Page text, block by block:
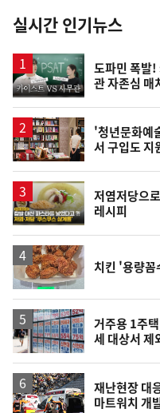
뉴
스
실시간 인기뉴스
영
상
도파민 폭발!
관 자존심 매
'청년문화예
서 구입도 지
영
상
저염저당으
레시피
치킨 '용량꼼
거주용 1주
세 대상서 제
재난현장 대
마트워치 개